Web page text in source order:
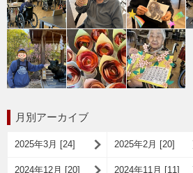
月別アーカイブ
2025年3月 [24] 2025年2月 [20]
2024年12月 [20] 2024年11月 [11]